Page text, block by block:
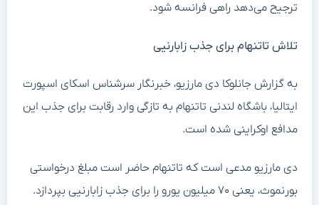
ترجیح می‌دهد راهی فرانسه شود.
تلاش تاتنهام برای جذب زابارنیی
به گزارش جانلوکا دی مارزیو، خبرنگار سرشناس اسکای اسپورت
ایتالیا، باشگاه لندنی تاتنهام به تازگی وارد رقابت برای جذب این
مدافع اوکراینی شده است.
دی مارزیو مدعی است که تاتنهام حاضر است مبلغ درخواستی
بورنموث، یعنی ۷۰ میلیون یورو را برای جذب زابارنیی بپردازد.